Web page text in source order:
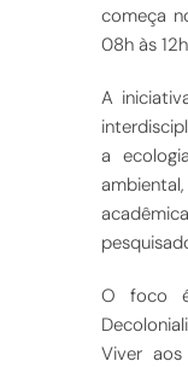
começa
08h às
A
a
O foco
Viver